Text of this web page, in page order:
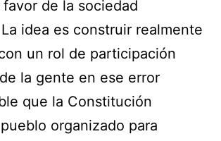
de la sociedad
idea es construir realmente
un rol de participación
la gente en ese error
que la Constitución
organizado para